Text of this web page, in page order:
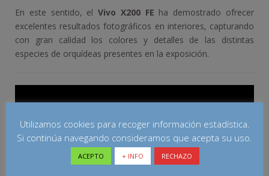
En este sentido, elVivo X200 FE ha demostrado ofrecer
excelentes resultados fotográficos en interiores, capturando
con gran calidad los colores y detalles de las distintas
especies de orquídeas presentes en la exposición.
Utilizamos cookies para recoger información estadística.
Si continúa navegando consideramos que acepta su uso.
ACEPTO + INFO RECHAZO